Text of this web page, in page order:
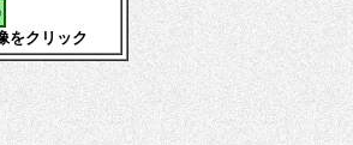
をクリック